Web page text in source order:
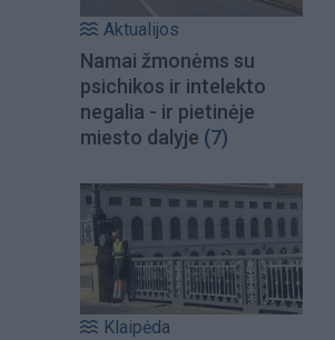
Aktualijos
Namai žmonėms su
psichikos ir intelekto
negalia - ir pietinėje
miesto dalyje (7)
Klaipėda